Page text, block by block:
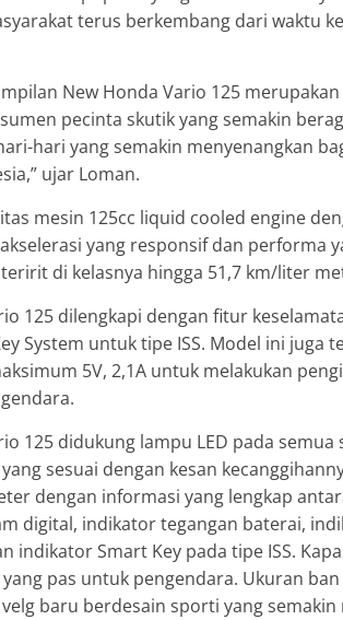
terus berkembang dari waktu
New Honda Vario 125
pecinta skutik yang semakin
hari yang semakin menyenangkan
ujar Loman.
mesin 125cc liquid cooled engine
yang responsif dan performa
di kelasnya hingga 51,7 km/liter
125 dilengkapi dengan fitur
System untuk tipe ISS. Model ini juga
5V, 2,1A untuk melakukan
125 didukung lampu LED pada
sesuai dengan kesan
dengan informasi yang lengkap
digital, indikator tegangan baterai,
indikator Smart Key pada tipe ISS.
pas untuk pengendara. Ukuran
baru berdesain sporti yang